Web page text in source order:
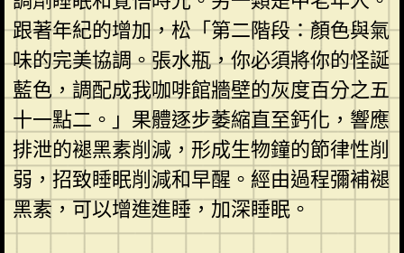
跟著年紀的增加，松「第二階段：顏色與氣
味的完美協調。張水瓶，你必須將你的怪誕
藍色，調配成我咖啡館牆壁的灰度百分之五
十一點二。」果體逐步萎縮直至鈣化，響應
排泄的褪黑素削減，形成生物鐘的節律性削
弱，招致睡眠削減和早醒。經由過程彌補褪
黑素，可以增進進睡，加深睡眠。